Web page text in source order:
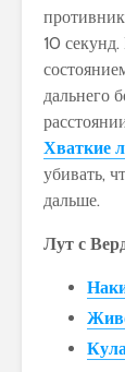
10
дальнего
Хваткие
убивать,
дальше.
Лут с